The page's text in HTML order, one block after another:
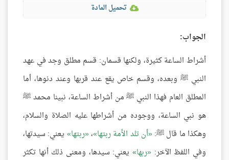
تحميل المادة
الجواب:
أشراط الساعة كثيرة، ولكنها قسمان: قسم مطلق وجد في عهد
النبي ﷺ وبعده، وقسم خاص يقع عند قربها وعند دنوها، أما
المطلق العام فهذا النبي ﷺ من أشراط الساعة، نبينا محمد ﷺ
هو نبي الساعة، ووجوده من أشراطها عليه الصلاة والسلام،
وهكذا ما قال ﷺ: أن تلد الأمة ربتها ، ربتها يعني: سيدتها،
وفي اللفظ الآخر: ربها يعني: سيدها، ومعنى ذلك أنها تكثر